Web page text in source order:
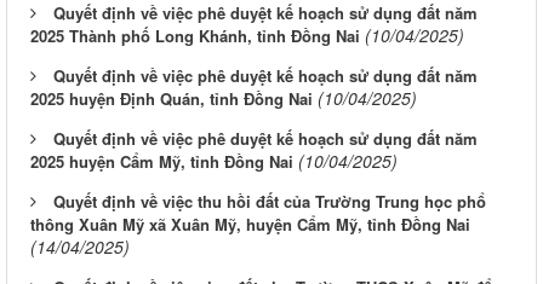
Quyết định về việc phê duyệt kế hoạch sử dụng đất năm
2025 Thành phố Long Khánh, tỉnh Đồng Nai (10/04/2025)
Quyết định về việc phê duyệt kế hoạch sử dụng đất năm
2025 huyện Định Quán, tỉnh Đồng Nai (10/04/2025)
Quyết định về việc phê duyệt kế hoạch sử dụng đất năm
2025 huyện Cẩm Mỹ, tỉnh Đồng Nai (10/04/2025)
Quyết định về việc thu hồi đất của Trường Trung học phổ
thông Xuân Mỹ xã Xuân Mỹ, huyện Cẩm Mỹ, tỉnh Đồng Nai
(14/04/2025)